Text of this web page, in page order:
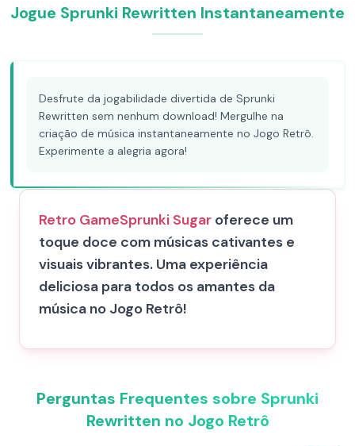
Jogue Sprunki Rewritten Instantaneamente
Desfrute da jogabilidade divertida de Sprunki
Rewritten sem nenhum download! Mergulhe na
criação de música instantaneamente no Jogo Retrô.
Experimente a alegria agora!
Retro GameSprunki Sugar oferece um
toque doce com músicas cativantes e
visuais vibrantes. Uma experiência
deliciosa para todos os amantes da
música no Jogo Retrô!
Perguntas Frequentes sobre Sprunki
Rewritten no Jogo Retrô